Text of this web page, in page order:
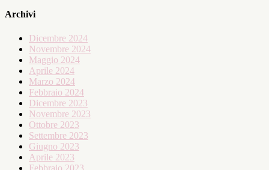
Archivi
Dicembre 2024
Novembre 2024
Maggio 2024
Aprile 2024
Marzo 2024
Febbraio 2024
Dicembre 2023
Novembre 2023
Ottobre 2023
Settembre 2023
Giugno 2023
Aprile 2023
Febbraio 2023